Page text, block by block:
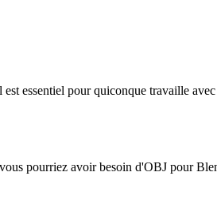
essentiel pour quiconque travaille
pourriez avoir besoin d'OBJ pour